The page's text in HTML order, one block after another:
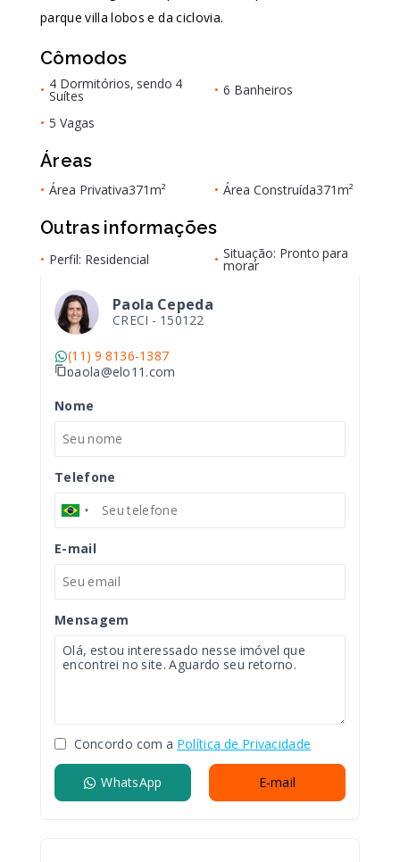
parque villa lobos e da ciclovia.
Cômodos
• 4 Dormitórios, sendo 4
Suítes • 6 Banheiros
• 5 Vagas
Áreas
• Área Privativa371m² • Área Construída371m²
Outras informações
• Perfil: Residencial • Situação: Pronto para
morar
Paola Cepeda
CRECI - 150122
(11) 9 8136-1387
paola@elo11.com
Nome
Telefone
E-mail
Mensagem
Concordo com a Política de Privacidade
WhatsApp E-mail